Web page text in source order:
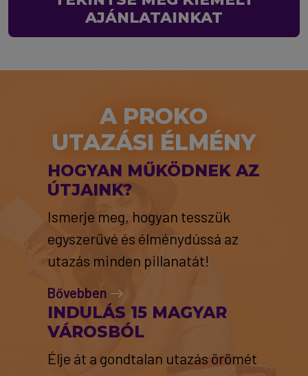
AJÁNLATAINKAT
A PROKO
UTAZÁSI ÉLMÉNY
HOGYAN MŰKÖDNEK AZ
ÚTJAINK?
Ismerje meg, hogyan tesszük
egyszerűvé és élménydússá az
utazás minden pillanatát!
Bővebben
INDULÁS 15 MAGYAR
VÁROSBÓL
Élje át a gondtalan utazás örömét